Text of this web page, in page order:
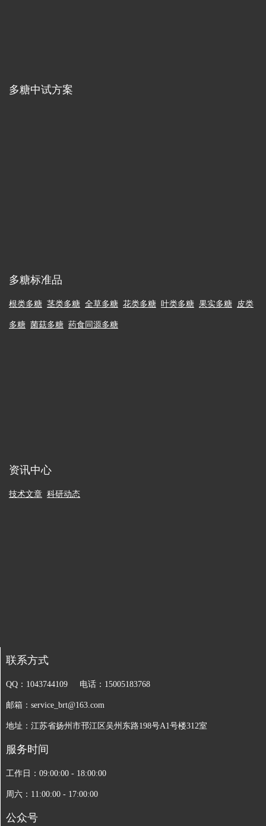
多糖中试方案
多糖标准品
根类多糖 茎类多糖 全草多糖 花类多糖 叶类多糖 果实多糖 皮类
多糖 菌菇多糖 药食同源多糖
资讯中心
技术文章 科研动态
联系方式
QQ：1043744109 电话：15005183768
邮箱：service_brt@163.com
地址：江苏省扬州市邗江区吴州东路198号A1号楼312室
服务时间
工作日：09:00:00 - 18:00:00
周六：11:00:00 - 17:00:00
公众号